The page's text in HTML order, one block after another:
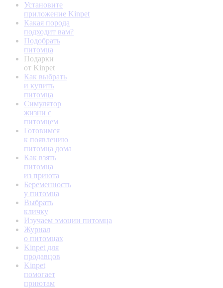
Установите
приложение Kinpet
Какая порода
подходит вам?
Подобрать
питомца
Подарки
от Kinpet
Как выбрать
и купить
питомца
Симулятор
жизни с
питомцем
Готовимся
к появлению
питомца дома
Как взять
питомца
из приюта
Беременность
у питомца
Выбрать
кличку
Изучаем эмоции питомца
Журнал
о питомцах
Kinpet для
продавцов
Kinpet
помогает
приютам